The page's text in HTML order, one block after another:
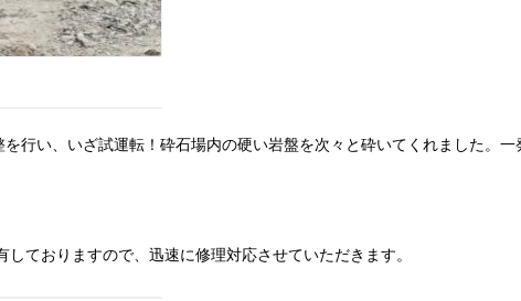
行い、いざ試運転！砕石場内の硬い岩盤を次々と砕いてくれました。
ておりますので、迅速に修理対応させていただきます。